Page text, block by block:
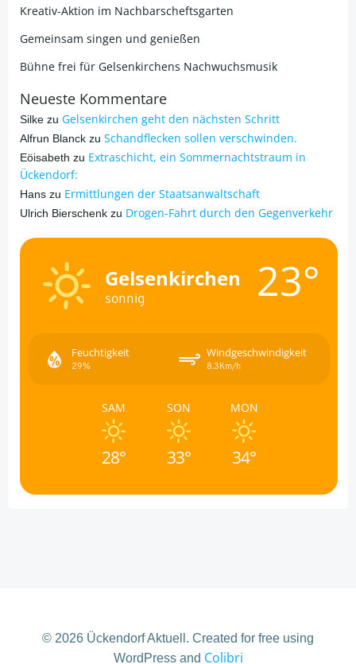
Kreativ-Aktion im Nachbarscheftsgarten
Gemeinsam singen und genießen
Bühne frei für Gelsenkirchens Nachwuchsmusik
Neueste Kommentare
Silke zu Gelsenkirchen geht den nächsten Schritt
Alfrun Blanck zu Schandflecken sollen verschwinden.
Eöisabeth zu Extraschicht, ein Sommernachtstraum in
Ückendorf:
Hans zu Ermittlungen der Staatsanwaltschaft
Ulrich Bierschenk zu Drogen-Fahrt durch den Gegenverkehr
Gelsenkirchen
sonnig 23°
Feuchtigkeit
29%
Windgeschwindigkeit
8.3Km/h
SAM
28°
SON
33°
MON
34°
© 2026 Ückendorf Aktuell. Created for free using
WordPress and Colibri